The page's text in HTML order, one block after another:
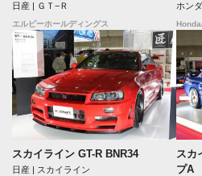
日産 | ＧＴ−Ｒ
エルビーホールディングス
ホン
スカイライン GT-R BNR34
日産 | スカイライン
スカ
プA